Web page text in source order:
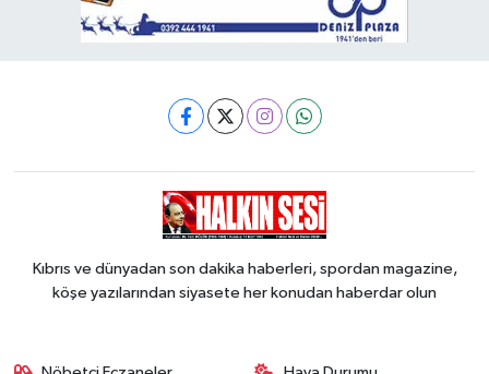
Kıbrıs ve dünyadan son dakika haberleri, spordan magazine,
köşe yazılarından siyasete her konudan haberdar olun